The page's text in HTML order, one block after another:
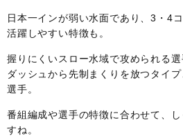
日本一インが弱い水面であり、3・4
活躍しやすい特徴も。
握りにくいスロー水域で攻められる選
ダッシュから先制まくりを放つタイ
選手。
番組編成や選手の特徴に合わせて、
すね。